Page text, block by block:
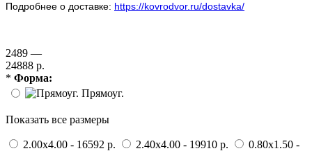
Подробнее о доставке: https://kovrodvor.ru/dostavka/
2489 —
24888 р.
* Форма:
Прямоуг.
Показать все размеры
2.00x4.00 - 16592 р. 2.40x4.00 - 19910 р.
0.80x1.50 -